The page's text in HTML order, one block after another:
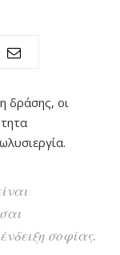
δράσης, οι
σοφίας.